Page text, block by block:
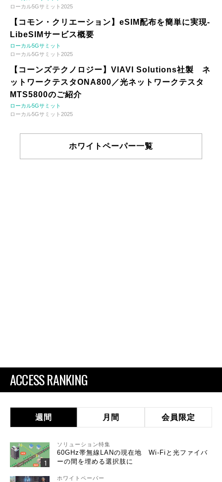
ローカル5Gサミット2025
【コモン・クリエーション】eSIM配布を簡単に実現-
LibeSIMサービス概要
ローカル5Gサミット
ローカル5Gサミット2025
【コーンズテクノロジー】VIAVI Solutions社製 ネ
ットワークテスタONA800／光ネットワークテスタ
MTS5800のご紹介
ローカル5Gサミット
ローカル5Gサミット2025
ホワイトペーパー一覧
ACCESS RANKING
週間 月間 会員限定
ソリューション特集
60GHz帯無線LANの現在地 Wi-Fiと光ファイバ
ーの間を埋める選択肢に
ホワイトペーパー